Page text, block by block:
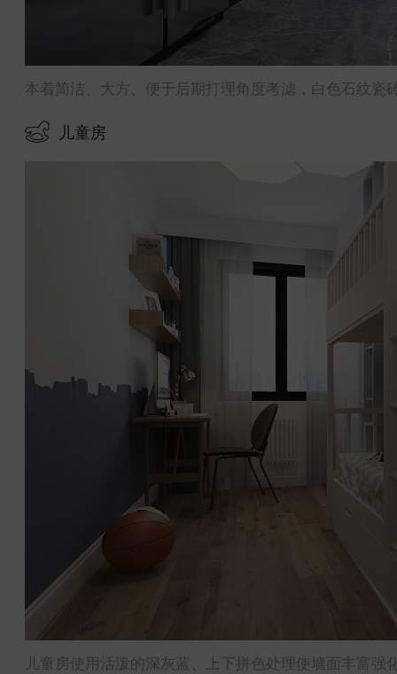
本着简洁、大方、便于后期打理角度考滤，白色石纹
儿童房
儿童房使用活泼的深灰蓝、上下拼色处理使墙面丰富强